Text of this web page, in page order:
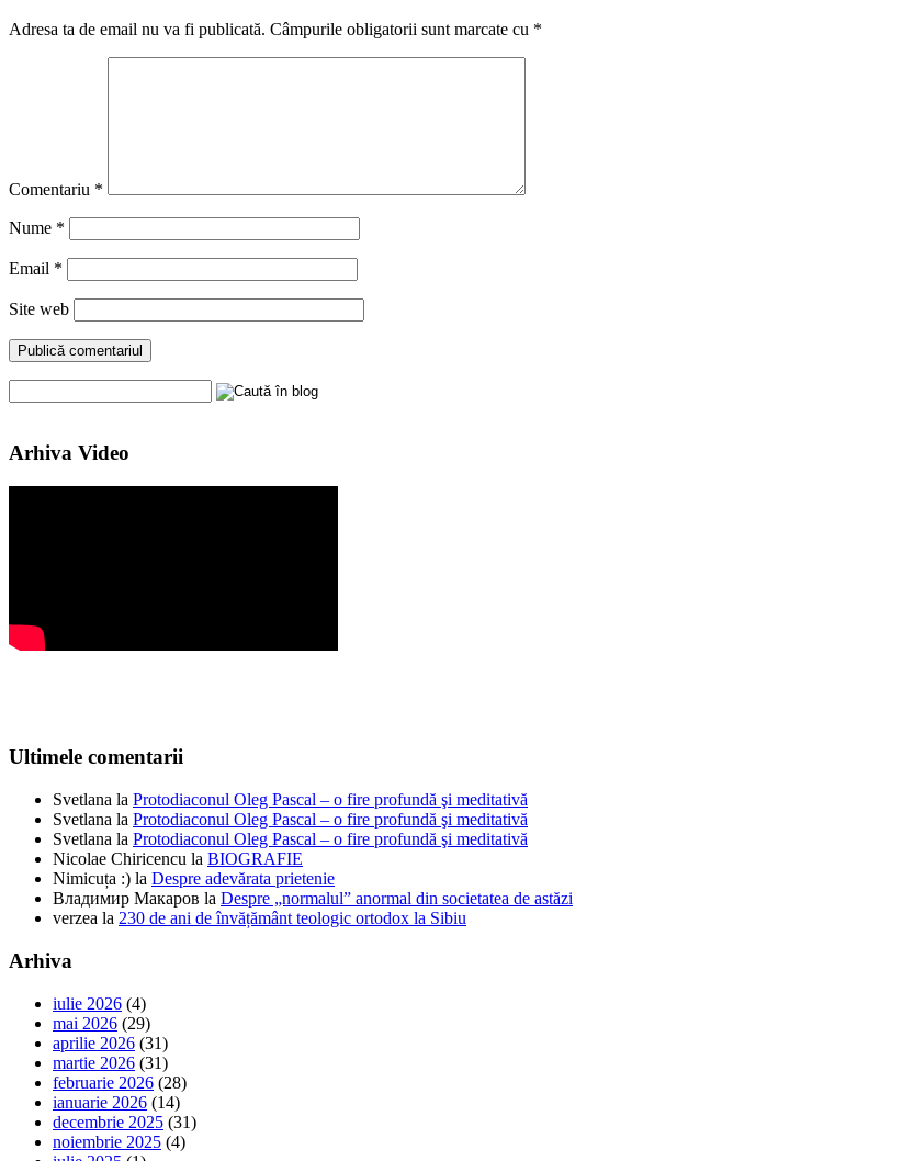
Adresa ta de email nu va fi publicată. Câmpurile obligatorii sunt marcate cu *
Comentariu *
Nume *
Email *
Site web
Arhiva Video
Ultimele comentarii
Svetlana la Protodiaconul Oleg Pascal – o fire profundă şi meditativă
Svetlana la Protodiaconul Oleg Pascal – o fire profundă şi meditativă
Svetlana la Protodiaconul Oleg Pascal – o fire profundă şi meditativă
Nicolae Chiricencu la BIOGRAFIE
Nimicuța :) la Despre adevărata prietenie
Владимир Макаров la Despre „normalul” anormal din societatea de astăzi
verzea la 230 de ani de învățământ teologic ortodox la Sibiu
Arhiva
iulie 2026 (4)
mai 2026 (29)
aprilie 2026 (31)
martie 2026 (31)
februarie 2026 (28)
ianuarie 2026 (14)
decembrie 2025 (31)
noiembrie 2025 (4)